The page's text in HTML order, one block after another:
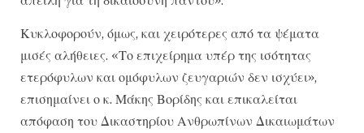
Κυκλοφορούν, όμως, και χειρότερες από τα ψέματα
μισές αλήθειες. «Το επιχείρημα υπέρ της ισότητας
ετερόφυλων και ομόφυλων ζευγαριών δεν ισχύει»,
επισημαίνει ο κ. Μάκης Βορίδης και επικαλείται
απόφαση του Δικαστηρίου Ανθρωπίνων Δικαιωμάτων